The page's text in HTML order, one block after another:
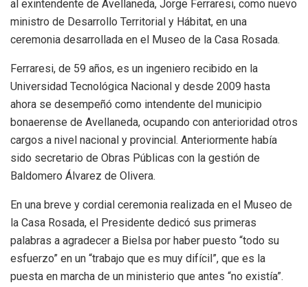
al exintendente de Avellaneda, Jorge Ferraresi, como nuevo
ministro de Desarrollo Territorial y Hábitat, en una
ceremonia desarrollada en el Museo de la Casa Rosada.
Ferraresi, de 59 años, es un ingeniero recibido en la
Universidad Tecnológica Nacional y desde 2009 hasta
ahora se desempeñó como intendente del municipio
bonaerense de Avellaneda, ocupando con anterioridad otros
cargos a nivel nacional y provincial. Anteriormente había
sido secretario de Obras Públicas con la gestión de
Baldomero Álvarez de Olivera.
En una breve y cordial ceremonia realizada en el Museo de
la Casa Rosada, el Presidente dedicó sus primeras
palabras a agradecer a Bielsa por haber puesto “todo su
esfuerzo” en un “trabajo que es muy difícil”, que es la
puesta en marcha de un ministerio que antes “no existía”.